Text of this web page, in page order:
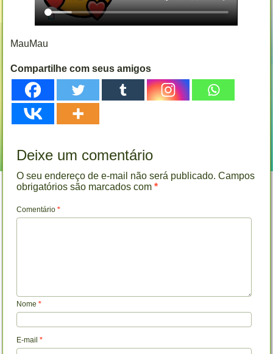
MauMau
Compartilhe com seus amigos
Deixe um comentário
O seu endereço de e-mail não será publicado. Campos
obrigatórios são marcados com*
Comentário*
Nome*
E-mail*